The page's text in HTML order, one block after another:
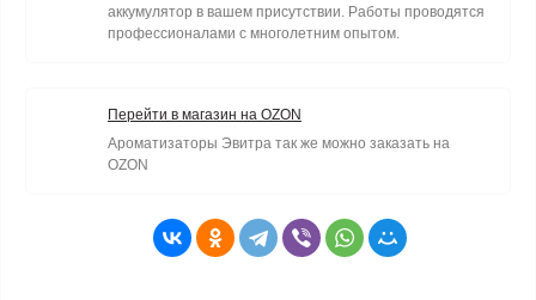
аккумулятор в вашем присутствии. Работы проводятся
профессионалами с многолетним опытом.
Перейти в магазин на OZON
Ароматизаторы Эвитра так же можно заказать на
OZON